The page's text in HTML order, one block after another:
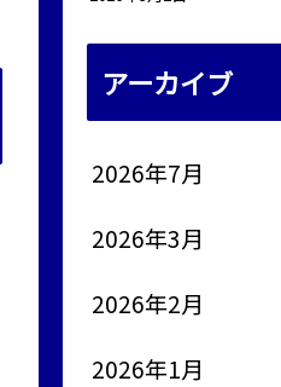
アーカイブ
2026年7月
2026年3月
2026年2月
2026年1月